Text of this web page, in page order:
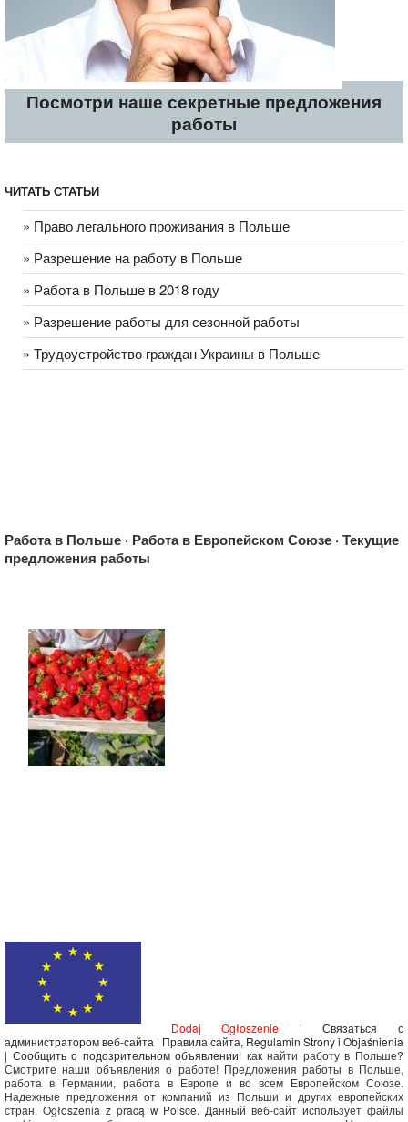
Посмотри наше секретные предложения
работы
ЧИТАТЬ СТАТЬИ
» Право легального проживания в Польше
» Разрешение на работу в Польше
» Работа в Польше в 2018 году
» Разрешение работы для сезонной работы
» Трудоустройство граждан Украины в Польше
Работа в Польше · Работа в Европейском Союзе · Текущие
предложения работы
Dodaj Ogłoszenie |Связаться с
администратором веб-сайта | Правила сайта, Regulamin Strony i Objaśnienia
| Сообщить о подозрительном объявлении! как найти работу в Польше?
Смотрите наши объявления о работе! Предложения работы в Польше,
работа в Германии, работа в Европе и во всем Европейском Союзе.
Надежные предложения от компаний из Польши и других европейских
стран. Ogłoszenia z pracą w Polsce. Данный веб-сайт использует файлы